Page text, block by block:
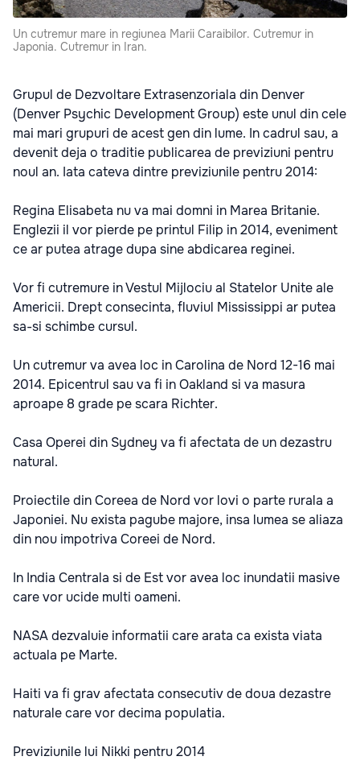
Un cutremur mare in regiunea Marii Caraibilor. Cutremur in
Japonia. Cutremur in Iran.
Grupul de Dezvoltare Extrasenzoriala din Denver
(Denver Psychic Development Group) este unul din cele
mai mari grupuri de acest gen din lume. In cadrul sau, a
devenit deja o traditie publicarea de previziuni pentru
noul an. Iata cateva dintre previziunile pentru 2014:
Regina Elisabeta nu va mai domni in Marea Britanie.
Englezii il vor pierde pe printul Filip in 2014, eveniment
ce ar putea atrage dupa sine abdicarea reginei.
Vor fi cutremure in Vestul Mijlociu al Statelor Unite ale
Americii. Drept consecinta, fluviul Mississippi ar putea
sa-si schimbe cursul.
Un cutremur va avea loc in Carolina de Nord 12-16 mai
2014. Epicentrul sau va fi in Oakland si va masura
aproape 8 grade pe scara Richter.
Casa Operei din Sydney va fi afectata de un dezastru
natural.
Proiectile din Coreea de Nord vor lovi o parte rurala a
Japoniei. Nu exista pagube majore, insa lumea se aliaza
din nou impotriva Coreei de Nord.
In India Centrala si de Est vor avea loc inundatii masive
care vor ucide multi oameni.
NASA dezvaluie informatii care arata ca exista viata
actuala pe Marte.
Haiti va fi grav afectata consecutiv de doua dezastre
naturale care vor decima populatia.
Previziunile lui Nikki pentru 2014